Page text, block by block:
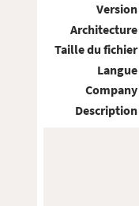
Version
Architecture
Taille du fichier
Langue
Company
Description